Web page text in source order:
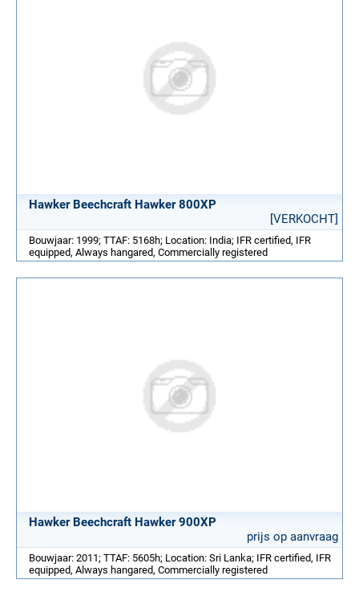
Hawker Beechcraft Hawker 800XP
[VERKOCHT]
Bouwjaar: 1999; TTAF: 5168h; Location: India; IFR certified, IFR
equipped, Always hangared, Commercially registered
Hawker Beechcraft Hawker 900XP
prijs op aanvraag
Bouwjaar: 2011; TTAF: 5605h; Location: Sri Lanka; IFR certified, IFR
equipped, Always hangared, Commercially registered